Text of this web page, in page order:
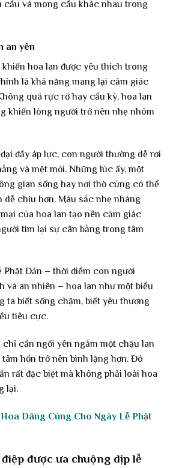
cầu và mong cầu khác nhau trong
an yên
hoa lan được yêu thích trong
là khả năng mang lại cảm giác
quá rực rỡ hay cầu kỳ, hoa lan
khiến lòng người trở nên nhẹ nhõm
đầy áp lực, con người thường dễ rơi
và mệt mỏi. Những lúc ấy, một
gian sống hay nơi thờ cúng có thể
dễ chịu hơn. Màu sắc nhẹ nhàng
của hoa lan tạo nên cảm giác
tìm lại sự cân bằng trong tâm
Đản – thời điểm con người
và an nhiên – hoa lan như một biểu
ta biết sống chậm, biết yêu thương
tiêu cực.
cần ngồi yên ngắm một chậu lan
hồn trở nên bình lặng hơn. Đó
rất đặc biệt mà không phải loài hoa
lại.
Dâng Cúng Cho Ngày Lễ Phật
được ưa chuộng dịp lễ